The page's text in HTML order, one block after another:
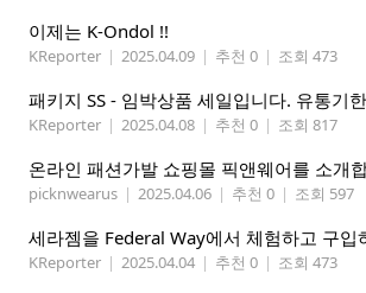
이제는 K-Ondol !!
KReporter | 2025.04.09 | 추천 0 | 조회 473
KReporter | 2025.04.08 | 추천 0 | 조회 817
온라인 패션가발 쇼핑몰 픽앤웨어를 소개
picknwearus | 2025.04.06 | 추천 0 | 조회 597
세라젬을 Federal Way에서 체험하고 구입
KReporter | 2025.04.04 | 추천 0 | 조회 473